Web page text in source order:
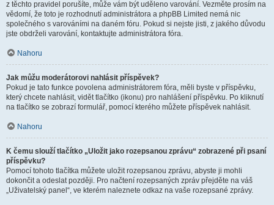
z těchto pravidel porušíte, může vám být uděleno varování. Vezměte prosím na
vědomí, že toto je rozhodnutí administrátora a phpBB Limited nemá nic
společného s varováními na daném fóru. Pokud si nejste jisti, z jakého důvodu
jste obdrželi varování, kontaktujte administrátora fóra.
Nahoru
Jak můžu moderátorovi nahlásit příspěvek?
Pokud je tato funkce povolena administrátorem fóra, měli byste v příspěvku,
který chcete nahlásit, vidět tlačítko (ikonu) pro nahlášení příspěvku. Po kliknutí
na tlačítko se zobrazí formulář, pomocí kterého můžete příspěvek nahlásit.
Nahoru
K čemu slouží tlačítko „Uložit jako rozepsanou zprávu“ zobrazené při psaní
příspěvku?
Pomocí tohoto tlačítka můžete uložit rozepsanou zprávu, abyste ji mohli
dokončit a odeslat později. Pro načtení rozepsaných zpráv přejděte na váš
„Uživatelský panel“, ve kterém naleznete odkaz na vaše rozepsané zprávy.